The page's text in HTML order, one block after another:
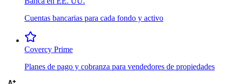
Cuentas bancarias para cada fondo y activo
Covercy Prime
Planes de pago y cobranza para vendedores de propiedades